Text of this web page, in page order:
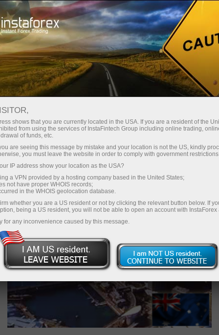
Untuk Pedagang Berita Pasaran Forex
SAHAM AUSTRALIA MENDATAR
MENJELANG BACAAN PMI
shows that you are currently located in the USA. If you are a resident of the
from using the services of InstaFintech Group including online trading,
of funds, etc.
are seeing this message by mistake and your location is not the US, kindly
you must leave the website in order to comply with government
IP address show your location as the USA?
a VPN provided by a hosting company based in the United States;
not have proper WHOIS records;
in the WHOIS geolocation database.
whether you are a US resident or not by clicking the relevant button below. If
being a US resident, you will not be able to open an account with InstaForex
for any inconvenience caused by this message.